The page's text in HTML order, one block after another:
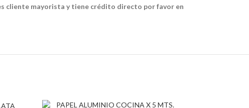
cliente mayorista y tiene crédito directo por favor en